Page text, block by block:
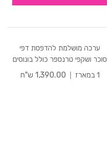
ערכה מושלמת להדפסת דפי
סוכר ושקפי טרנספר כולל בונוסים
1 במארז
1,390.00 ש"ח